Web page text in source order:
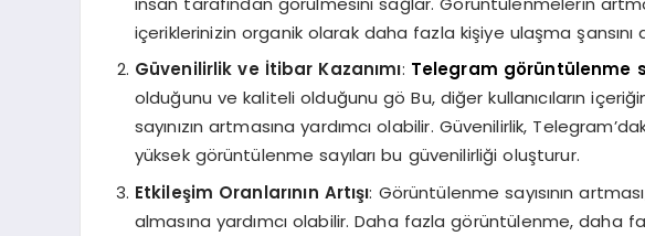
içeriklerinizin organik olarak daha fazla kişiye ulaşma şansını
Güvenilirlik ve İtibar Kazanımı: Telegram görüntülenme
olduğunu ve kaliteli olduğunu gö Bu, diğer kullanıcıların
sayınızın artmasına yardımcı olabilir. Güvenilirlik,
yüksek görüntülenme sayıları bu güvenilirliği oluşturur.
Etkileşim Oranlarının Artışı: Görüntülenme sayısının
almasına yardımcı olabilir. Daha fazla görüntülenme, daha